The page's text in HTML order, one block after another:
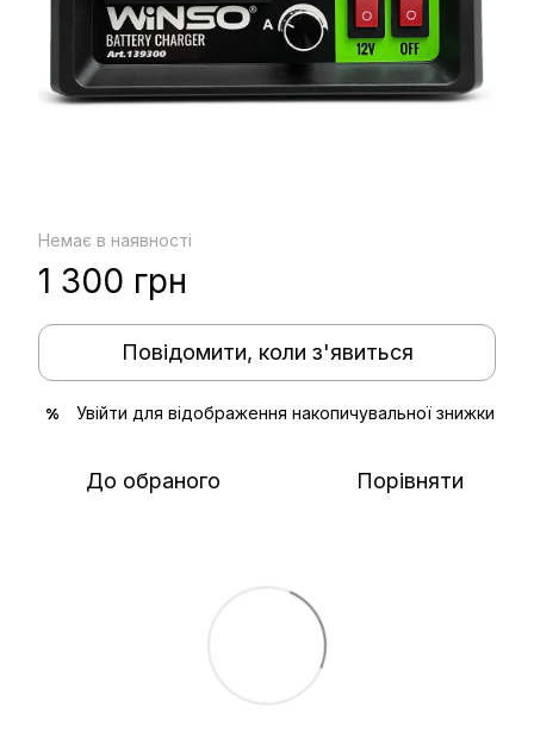
Немає в наявності
1 300 грн
Повідомити, коли з'явиться
% Увійти для відображення накопичувальної знижки
До обраного Порівняти